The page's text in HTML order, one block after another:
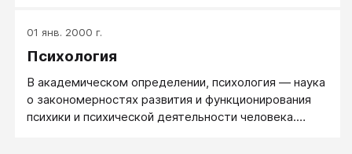
01 янв. 2000 г.
Психология
В академическом определении, психология — наука
о закономерностях развития и функционирования
психики и психической деятельности человека.